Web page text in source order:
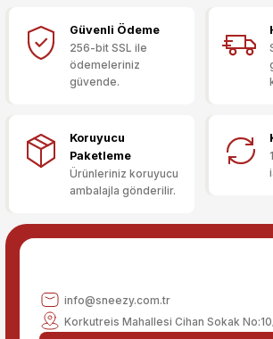
Ürün resmi kalitesiz, bozuk veya
Ürün açıklamasında eksik bilgiler
Ürün fiyatı diğer sitelerden daha pahalı.
Bu ürüne benzer farklı alternatifler olmalı.
Sitemize ilk yorumu siz
Güvenli Ödeme
256-bit SSL ile
ödemeleriniz
güvende.
Koruyucu
Paketleme
Ürünleriniz koruyucu
ambalajla gönderilir.
info@sneezy.com.tr
Korkutreis Mahallesi Cihan Sokak